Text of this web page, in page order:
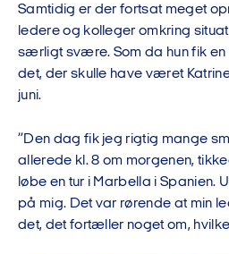
Samtidig er der fortsat meget
ledere og kolleger omkring
særligt svære. Som da hun fik en
det, der skulle have været
juni.
”Den dag fik jeg rigtig mange
allerede kl. 8 om morgenen,
løbe en tur i Marbella i Spanien.
på mig. Det var rørende at min
det, det fortæller noget om,